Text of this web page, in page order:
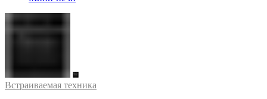
Встраиваемая техника